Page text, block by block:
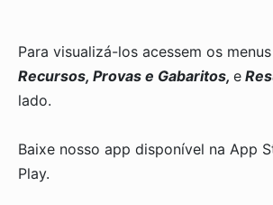
Para visualizá-los acessem os menus
Recursos, Provas e Gabaritos, e
lado.
Baixe nosso app disponível na App
Play.